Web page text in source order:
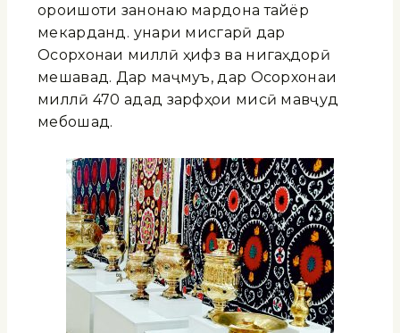
ороишоти занонаю мардона тайёр
мекарданд. Ҳунари мисгарӣ дар
Осорхонаи миллӣ ҳифз ва нигаҳдорӣ
мешавад. Дар маҷмуъ, дар Осорхонаи
миллӣ 470 адад зарфҳои мисӣ мавҷуд
мебошад.